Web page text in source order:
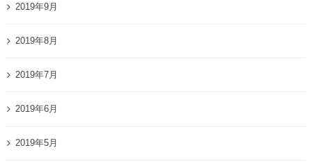
2019年9月
2019年8月
2019年7月
2019年6月
2019年5月